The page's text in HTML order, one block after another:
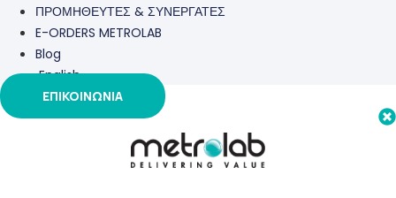
ΠΡΟΜΗΘΕΥΤΕΣ & ΣΥΝΕΡΓΑΤΕΣ
E-ORDERS METROLAB
Blog
English
ΕΠΙΚΟΙΝΩΝΙΑ